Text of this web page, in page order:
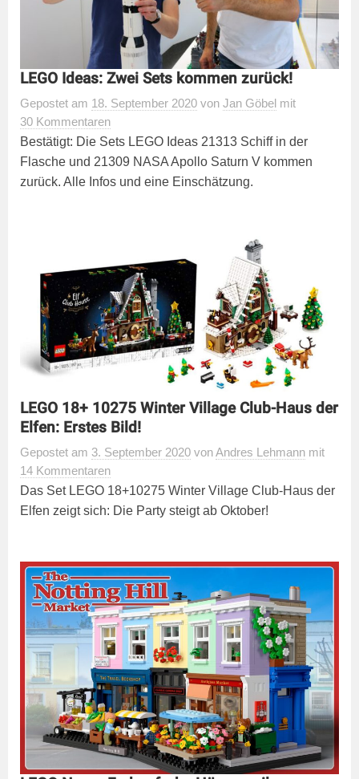
LEGO Ideas: Zwei Sets kommen zurück!
Gepostet am 18. September 2020 von Jan Göbel mit
30 Kommentaren
Bestätigt: Die Sets LEGO Ideas 21313 Schiff in der
Flasche und 21309 NASA Apollo Saturn V kommen
zurück. Alle Infos und eine Einschätzung.
LEGO 18+ 10275 Winter Village Club-Haus der
Elfen: Erstes Bild!
Gepostet am 3. September 2020 vonAndres Lehmann mit
14 Kommentaren
Das Set LEGO 18+10275 Winter Village Club-Haus der
Elfen zeigt sich: Die Party steigt ab Oktober!